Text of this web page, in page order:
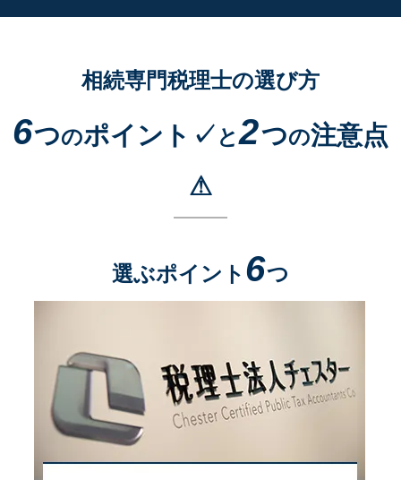
相続専門税理士の選び方
6つのポイント✓ と2つの注意点
⚠
選ぶポイント 6つ